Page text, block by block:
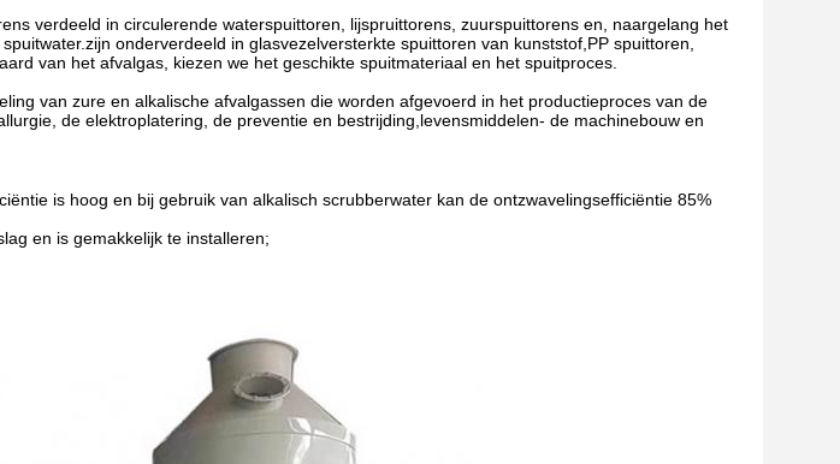
verdeeld in circulerende waterspuittoren, lijspruittorens, zuurspuittorens en, naargelang het
onderverdeeld in glasvezelversterkte spuittoren van kunststof,PP spuittoren,
van het afvalgas, kiezen we het geschikte spuitmateriaal en het spuitproces.
van zure en alkalische afvalgassen die worden afgevoerd in het productieproces van de
de elektroplatering, de preventie en bestrijding,levensmiddelen- de machinebouw en
is hoog en bij gebruik van alkalisch scrubberwater kan de ontzwavelingsefficiëntie 85%
en is gemakkelijk te installeren;